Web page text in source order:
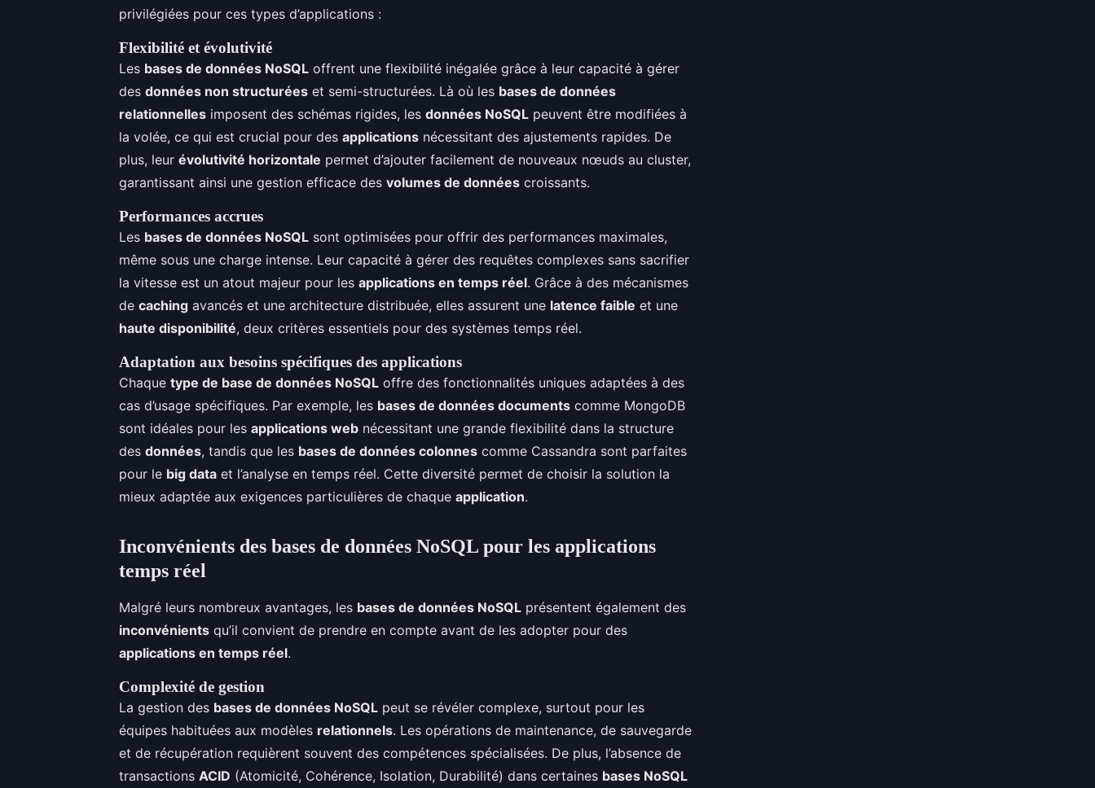
privilégiées pour ces types d’applications :
Flexibilité et évolutivité
Les bases de données NoSQL offrent une flexibilité inégalée grâce à leur capacité à gérer
des données non structurées et semi-structurées. Là où les bases de données
relationnelles imposent des schémas rigides, les données NoSQL peuvent être modifiées à
la volée, ce qui est crucial pour des applications nécessitant des ajustements rapides. De
plus, leur évolutivité horizontale permet d’ajouter facilement de nouveaux nœuds au cluster,
garantissant ainsi une gestion efficace des volumes de données croissants.
Performances accrues
Les bases de données NoSQL sont optimisées pour offrir des performances maximales,
même sous une charge intense. Leur capacité à gérer des requêtes complexes sans sacrifier
la vitesse est un atout majeur pour les applications en temps réel. Grâce à des mécanismes
de caching avancés et une architecture distribuée, elles assurent une latence faible et une
haute disponibilité, deux critères essentiels pour des systèmes temps réel.
Adaptation aux besoins spécifiques des applications
Chaque type de base de données NoSQL offre des fonctionnalités uniques adaptées à des
cas d’usage spécifiques. Par exemple, les bases de données documents comme MongoDB
sont idéales pour les applications web nécessitant une grande flexibilité dans la structure
des données, tandis que les bases de données colonnes comme Cassandra sont parfaites
pour le big data et l’analyse en temps réel. Cette diversité permet de choisir la solution la
mieux adaptée aux exigences particulières de chaque application.
Inconvénients des bases de données NoSQL pour les applications
temps réel
Malgré leurs nombreux avantages, les bases de données NoSQL présentent également des
inconvénients qu’il convient de prendre en compte avant de les adopter pour des
applications en temps réel.
Complexité de gestion
La gestion des bases de données NoSQL peut se révéler complexe, surtout pour les
équipes habituées aux modèles relationnels. Les opérations de maintenance, de sauvegarde
et de récupération requièrent souvent des compétences spécialisées. De plus, l’absence de
transactions ACID (Atomicité, Cohérence, Isolation, Durabilité) dans certaines bases NoSQL